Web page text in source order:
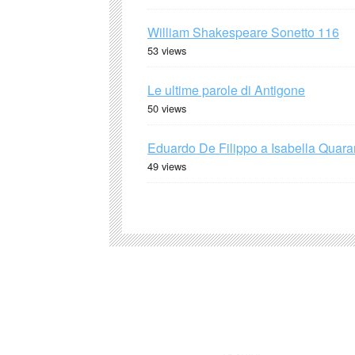
William Shakespeare Sonetto 116
53 views
Le ultime parole di Antigone
50 views
Eduardo De Filippo a Isabella
49 views